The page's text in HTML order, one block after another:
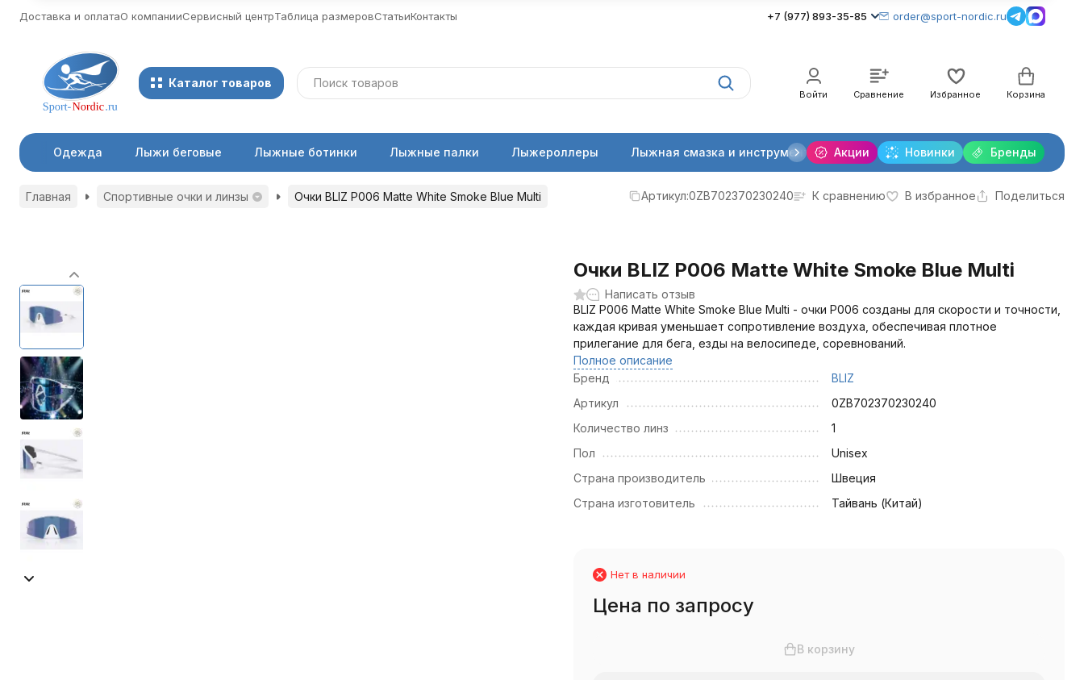
Доставка и оплатаО компанииСервисный центрТаблица размеровСтатьиКонтакты +7 (977) 893-35-85 order@sport-nordic.ru
Каталог товаров
Войти Сравнение Избранное Корзина
Акции Новинки Бренды
Одежда Лыжи беговые Лыжные ботинки Лыжные палки Лыжероллеры Лыжная смазка и инструменты Крепления лыжные Очки и линзы
Главная Спортивные очки и линзы Очки BLIZ P006 Matte White Smoke Blue Multi Артикул:0ZB702370230240 К сравнению В избранное Поделиться
Очки BLIZ P006 Matte White Smoke Blue Multi
Написать отзыв
BLIZ P006 Matte White Smoke Blue Multi - очки P006 созданы для скорости и точности,
каждая кривая уменьшает сопротивление воздуха, обеспечивая плотное
прилегание для бега, езды на велосипеде, соревнований.
Полное описание
Бренд
BLIZ
Артикул
0ZB702370230240
Количество линз
1
Пол
Unisex
Страна производитель
Швеция
Страна изготовитель
Тайвань (Китай)
Нет в наличии
Цена по запросу
В корзину